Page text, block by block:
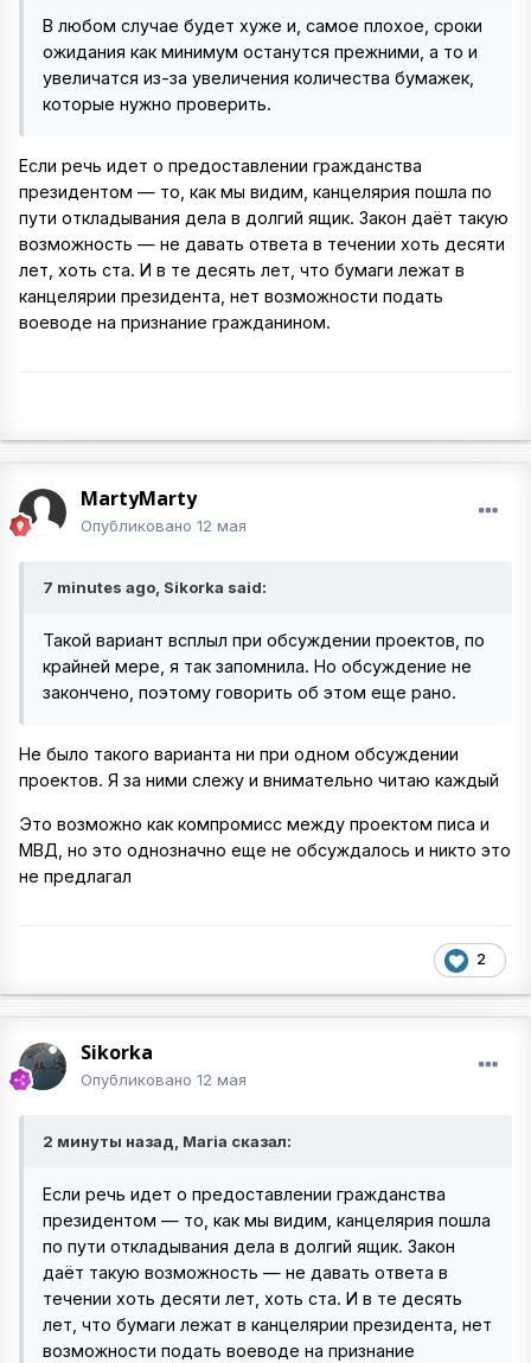
В любом случае будет хуже и, самое плохое, сроки
ожидания как минимум останутся прежними, а то и
увеличатся из-за увеличения количества бумажек,
которые нужно проверить.
Если речь идет о предоставлении гражданства
президентом — то, как мы видим, канцелярия пошла по
пути откладывания дела в долгий ящик. Закон даёт такую
возможность — не давать ответа в течении хоть десяти
лет, хоть ста. И в те десять лет, что бумаги лежат в
канцелярии президента, нет возможности подать
воеводе на признание гражданином.
MartyMarty
Опубликовано 12 мая
7 minutes ago, Sikorka said:
Такой вариант всплыл при обсуждении проектов, по
крайней мере, я так запомнила. Но обсуждение не
закончено, поэтому говорить об этом еще рано.
Не было такого варианта ни при одном обсуждении
проектов. Я за ними слежу и внимательно читаю каждый
Это возможно как компромисс между проектом писа и
МВД, но это однозначно еще не обсуждалось и никто это
не предлагал
2
Sikorka
Опубликовано 12 мая
2 минуты назад, Maria сказал:
Если речь идет о предоставлении гражданства
президентом — то, как мы видим, канцелярия пошла
по пути откладывания дела в долгий ящик. Закон
даёт такую возможность — не давать ответа в
течении хоть десяти лет, хоть ста. И в те десять
лет, что бумаги лежат в канцелярии президента, нет
возможности подать воеводе на признание